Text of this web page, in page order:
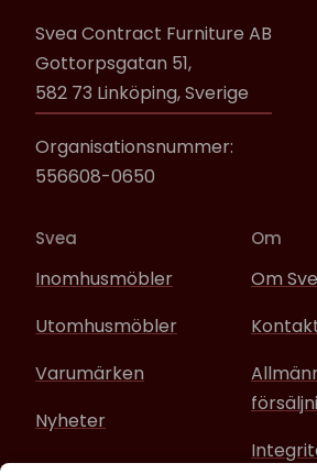
Svea Contract Furniture AB
Gottorpsgatan 51,
582 73 Linköping, Sverige
Organisationsnummer:
556608-0650
Svea
Inomhusmöbler
Utomhusmöbler
Varumärken
Nyheter
Om
Om